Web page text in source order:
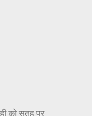
को सतह पर